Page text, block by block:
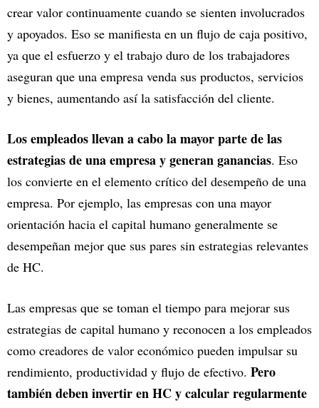
crear valor continuamente cuando se sienten involucrados
y apoyados. Eso se manifiesta en un flujo de caja positivo,
ya que el esfuerzo y el trabajo duro de los trabajadores
aseguran que una empresa venda sus productos, servicios
y bienes, aumentando así la satisfacción del cliente.
Los empleados llevan a cabo la mayor parte de las
estrategias de una empresa y generan ganancias. Eso
los convierte en el elemento crítico del desempeño de una
empresa. Por ejemplo, las empresas con una mayor
orientación hacia el capital humano generalmente se
desempeñan mejor que sus pares sin estrategias relevantes
de HC.
Las empresas que se toman el tiempo para mejorar sus
estrategias de capital humano y reconocen a los empleados
como creadores de valor económico pueden impulsar su
rendimiento, productividad y flujo de efectivo. Pero
también deben invertir en HC y calcular regularmente